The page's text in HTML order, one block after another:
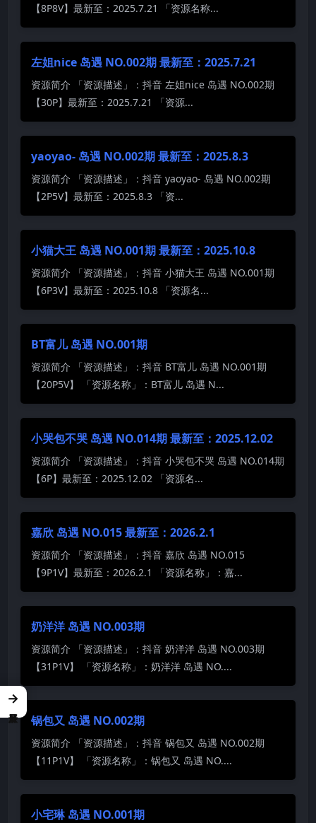
【8P8V】最新至：2025.7.21 「资源名称...
左姐nice 岛遇 NO.002期 最新至：2025.7.21
资源简介 「资源描述」：抖音 左姐nice 岛遇 NO.002期
【30P】最新至：2025.7.21 「资源...
yaoyao- 岛遇 NO.002期 最新至：2025.8.3
资源简介 「资源描述」：抖音 yaoyao- 岛遇 NO.002期
【2P5V】最新至：2025.8.3 「资...
小猫大王 岛遇 NO.001期 最新至：2025.10.8
资源简介 「资源描述」：抖音 小猫大王 岛遇 NO.001期
【6P3V】最新至：2025.10.8 「资源名...
BT富儿 岛遇 NO.001期
资源简介 「资源描述」：抖音 BT富儿 岛遇 NO.001期
【20P5V】 「资源名称」：BT富儿 岛遇 N...
小哭包不哭 岛遇 NO.014期 最新至：2025.12.02
资源简介 「资源描述」：抖音 小哭包不哭 岛遇 NO.014期
【6P】最新至：2025.12.02 「资源名...
嘉欣 岛遇 NO.015 最新至：2026.2.1
资源简介 「资源描述」：抖音 嘉欣 岛遇 NO.015
【9P1V】最新至：2026.2.1 「资源名称」：嘉...
奶洋洋 岛遇 NO.003期
资源简介 「资源描述」：抖音 奶洋洋 岛遇 NO.003期
【31P1V】 「资源名称」：奶洋洋 岛遇 NO....
锅包又 岛遇 NO.002期
资源简介 「资源描述」：抖音 锅包又 岛遇 NO.002期
【11P1V】 「资源名称」：锅包又 岛遇 NO....
小宅琳 岛遇 NO.001期
→